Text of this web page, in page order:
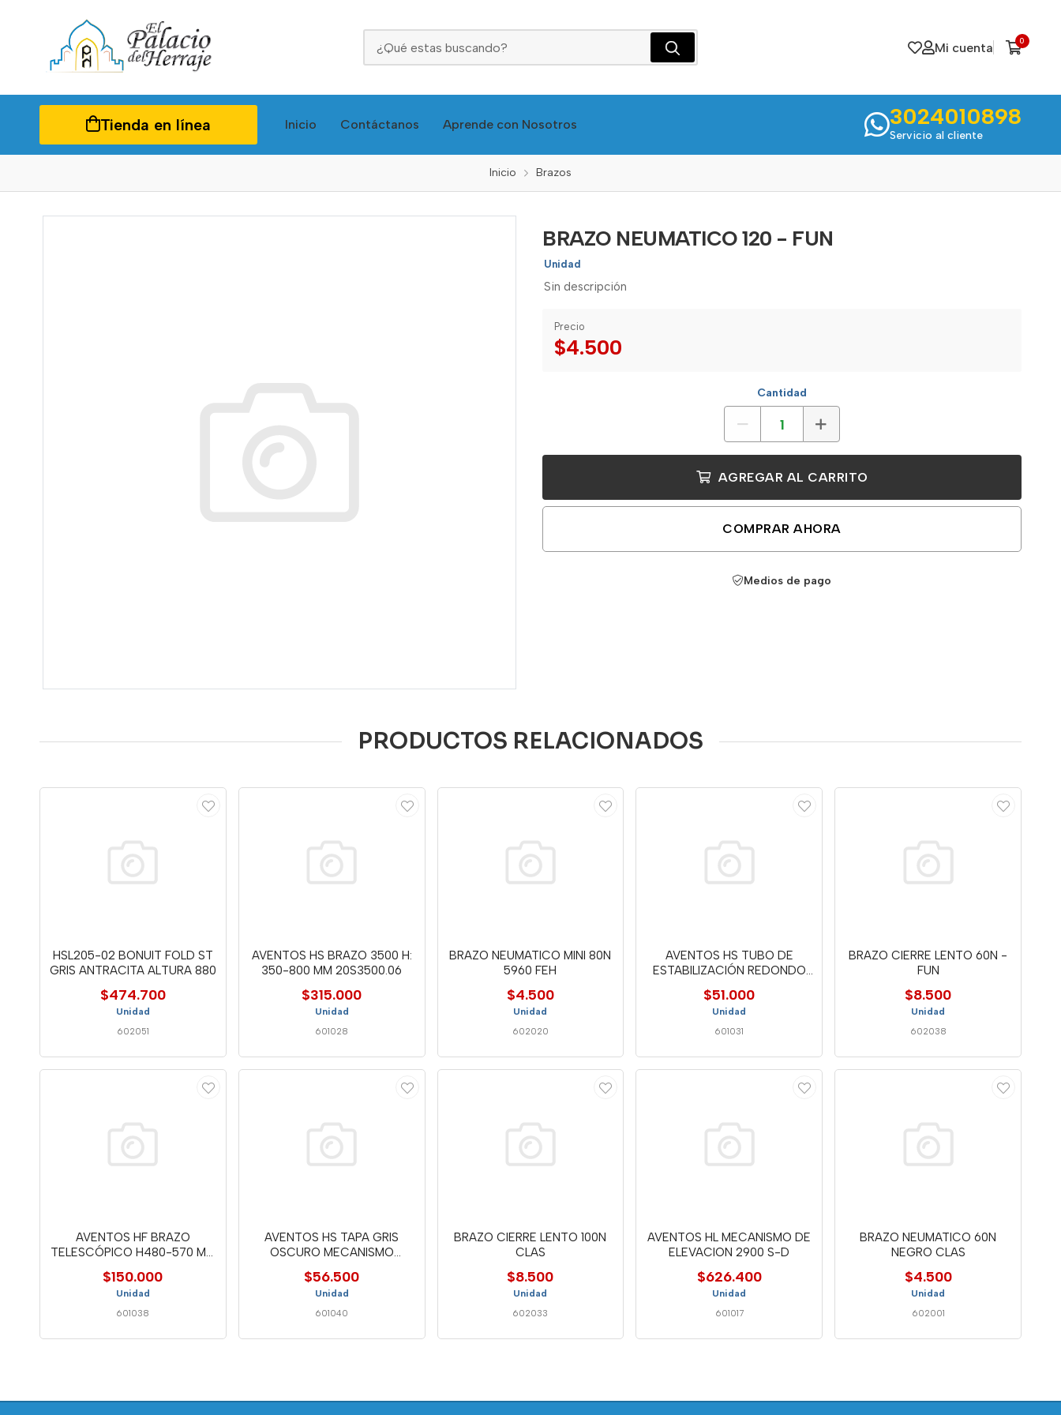
Mi cuenta 0
Tienda en línea Inicio Contáctanos Aprende con Nosotros 3024010898
Servicio al cliente
Inicio Brazos
BRAZO NEUMATICO 120 - FUN
Unidad
Sin descripción
Precio
$4.500
Cantidad
AGREGAR AL CARRITO
COMPRAR AHORA
Medios de pago
PRODUCTOS RELACIONADOS
HSL205-02 BONUIT FOLD ST
GRIS ANTRACITA ALTURA 880
$474.700
Unidad
602051
AVENTOS HS BRAZO 3500 H:
350-800 MM 20S3500.06
$315.000
Unidad
601028
BRAZO NEUMATICO MINI 80N
5960 FEH
$4.500
Unidad
602020
AVENTOS HS TUBO DE
ESTABILIZACIÓN REDONDO
20Q1061U
$51.000
Unidad
601031
BRAZO CIERRE LENTO 60N -
FUN
$8.500
Unidad
602038
AVENTOS HF BRAZO
TELESCÓPICO H480-570 MM
20F3200.0
$150.000
Unidad
601038
AVENTOS HS TAPA GRIS
OSCURO MECANISMO
20S8000
$56.500
Unidad
601040
BRAZO CIERRE LENTO 100N
CLAS
$8.500
Unidad
602033
AVENTOS HL MECANISMO DE
ELEVACION 2900 S-D
$626.400
Unidad
601017
BRAZO NEUMATICO 60N
NEGRO CLAS
$4.500
Unidad
602001